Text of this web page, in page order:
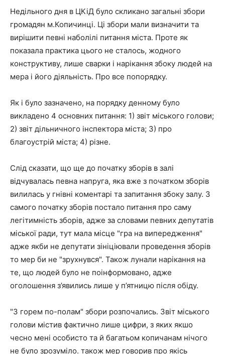
Недільного дня в ЦКіД було скликано загальні збори
громадян м.Копичинці. Ці збори мали визначити та
вирішити певні наболілі питання міста. Проте як
показала практика цього не сталось, жодного
конструктиву, лише сварки і нарікання збоку людей на
мера і його діяльність. Про все попорядку.
Як і було зазначено, на порядку денному було
викладено 4 основних питання: 1) звіт міського голови;
2) звіт дільничного інспектора міста; 3) про
благоустрій міста; 4) різне.
Слід сказати, що ще до початку зборів в залі
відчувалась певна напруга, яка вже з початком зборів
вилилась у гнівні коментарі та запитання збоку залу. З
самого початку зборів постало питання про саму
легітимність зборів, адже за словами певних депутатів
міської ради, тут мала місце "гра на випередження"
адже якби не депутати зініціювали проведення зборів
то мер би не "зрухнувся". Також лунали нарікання на
те, що людей було не поінформовано, адже
оголошення з’явились лише у п’ятницю після обіду.
"З горем по-полам" збори розпочались. Звіт міського
голови містив фактично лише цифри, з яких якшо
чесно мені особисто та й багатьом копичанам нічого
не було зрозуміло. також мер говорив про якісь